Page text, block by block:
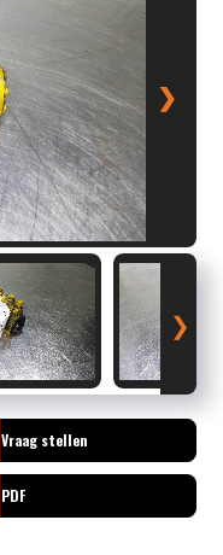
❯
❯
Vraag stellen
PDF